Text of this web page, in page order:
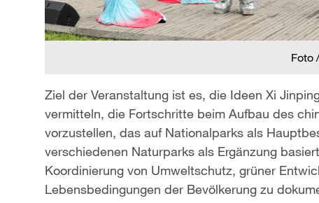
Foto
Ziel der Veranstaltung ist es, die Ideen Xi
vermitteln, die Fortschritte beim Aufbau des
vorzustellen, das auf Nationalparks als
verschiedenen Naturparks als Ergänzung
Koordinierung von Umweltschutz, grüner
Lebensbedingungen der Bevölkerung zu